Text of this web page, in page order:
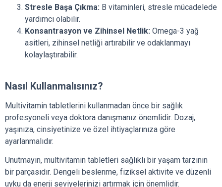
Stresle Başa Çıkma: B vitaminleri, stresle mücadelede
yardımcı olabilir.
Konsantrasyon ve Zihinsel Netlik: Omega-3 yağ
asitleri, zihinsel netliği artırabilir ve odaklanmayı
kolaylaştırabilir.
Nasıl Kullanmalısınız?
Multivitamin tabletlerini kullanmadan önce bir sağlık
profesyoneli veya doktora danışmanız önemlidir. Dozaj,
yaşınıza, cinsiyetinize ve özel ihtiyaçlarınıza göre
ayarlanmalıdır.
Unutmayın, multivitamin tabletleri sağlıklı bir yaşam tarzının
bir parçasıdır. Dengeli beslenme, fiziksel aktivite ve düzenli
uyku da enerji seviyelerinizi artırmak için önemlidir.